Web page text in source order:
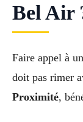
Bel Air
Faire appel à
doit pas rimer
Proximité,